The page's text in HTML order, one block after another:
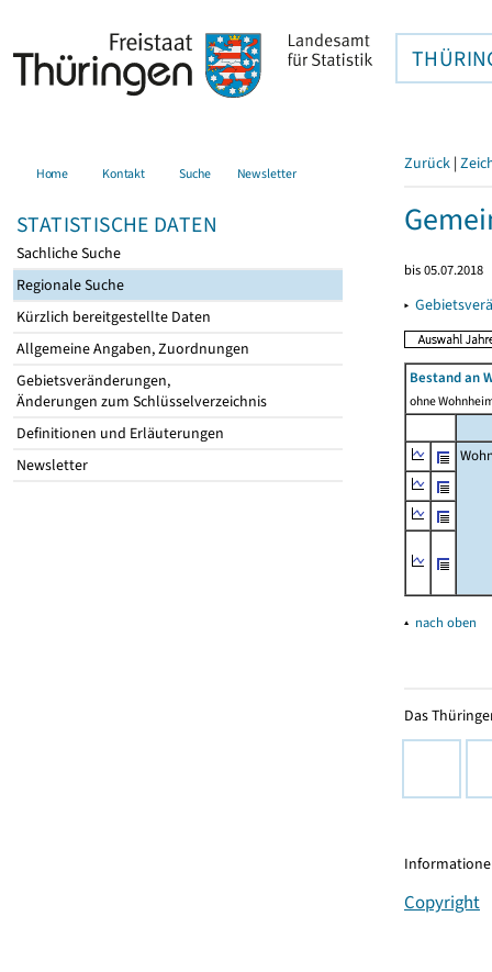
Home Kontakt Suche Newsletter
STATISTISCHE DATEN
Sachliche Suche
Regionale Suche
Kürzlich bereitgestellte Daten
Allgemeine Angaben, Zuordnungen
Gebietsveränderungen,
Änderungen zum Schlüsselverzeichnis
Definitionen und Erläuterungen
Newsletter
Zurück |
bis 05.07.2018
▸
Bestand an
ohne
▴ nach oben
Das
Copyright